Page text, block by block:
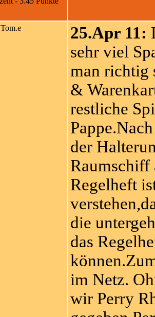
Tom.e 25.Apr 11:
sehr viel
man richtig
&
restliche
der
Raumschiff
Regelheft
die
das
im Netz.
wir Perry